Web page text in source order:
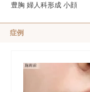
豊胸 婦人科形成 小顔
症例